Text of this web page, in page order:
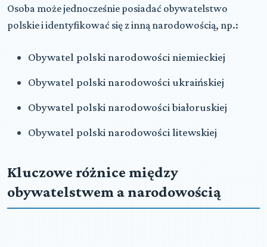
Osoba może jednocześnie posiadać obywatelstwo
polskie i identyfikować się z inną narodowością, np.:
Obywatel polski narodowości niemieckiej
Obywatel polski narodowości ukraińskiej
Obywatel polski narodowości białoruskiej
Obywatel polski narodowości litewskiej
Kluczowe różnice między
obywatelstwem a narodowością